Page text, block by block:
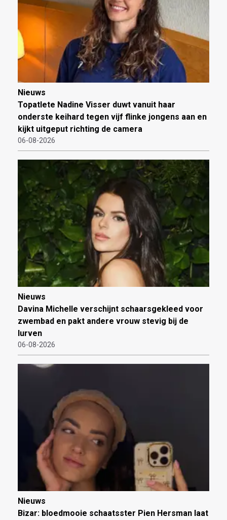
Nieuws
Topatlete Nadine Visser duwt vanuit haar
onderste keihard tegen vijf flinke jongens aan en
kijkt uitgeput richting de camera
06-08-2026
Nieuws
Davina Michelle verschijnt schaarsgekleed voor
zwembad en pakt andere vrouw stevig bij de
lurven
06-08-2026
Nieuws
Bizar: bloedmooie schaatsster Pien Hersman laat